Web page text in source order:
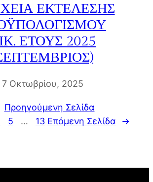
ΕΚΤΕΛΕΣΗΣ
ΕΤΟΥΣ 2025
7 Οκτωβρίου, 2025
Προηγούμενη Σελίδα
5 … 13 Επόμενη Σελίδα →